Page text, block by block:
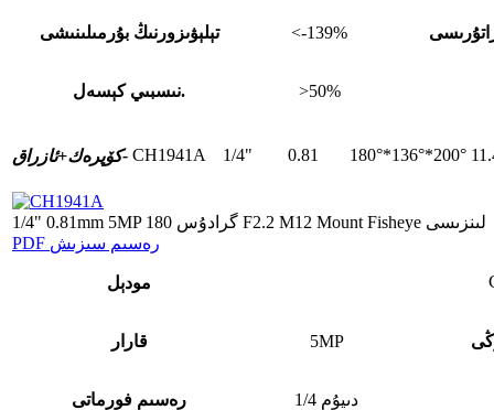
تېلېۋىزورنىڭ بۇرمىلىنىشى <-139%
نىسبىي كېسەل. >50%
كۆپرەك+ئازراق- CH1941A 1/4" 0.81 180°*136°*200°
1/4" 0.81mm 5MP 180 گرادۇس F2.2 M12 Mount Fisheye لىنزىسى
PDF رەسىم سىزىش
مودېل
قارار 5MP
رەسىم فورماتى 1/4 دىيۇم